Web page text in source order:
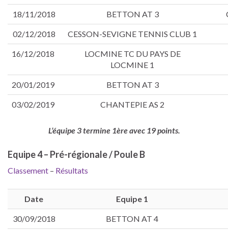
18/11/2018 BETTON AT 3
02/12/2018 CESSON-SEVIGNE TENNIS CLUB 1
16/12/2018
LOCMINE TC DU PAYS DE
LOCMINE 1
20/01/2019 BETTON AT 3
03/02/2019 CHANTEPIE AS 2
L’équipe 3 termine 1ère avec 19 points.
Equipe 4 – Pré-régionale / Poule B
Classement – Résultats
Date Equipe 1
30/09/2018 BETTON AT 4